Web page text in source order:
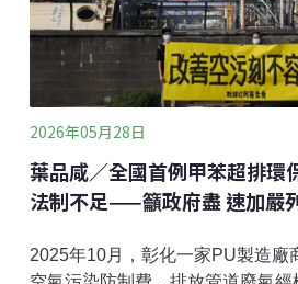
用運輸作為推動經濟增長、改善
遷的關鍵驅動力。目標是建立一
礙且低碳的全球運輸系統。
2026年05月28日
葉品咸／全國首例甲苯超排環
法制不足——籲
2025年10月，彰化一家PU製造廠